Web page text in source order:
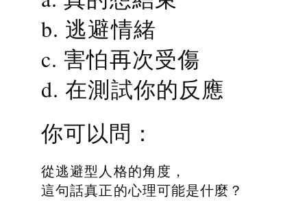
b. 逃避情緒
c. 害怕再次受傷
d. 在測試你的反應
你可以問：
從逃避型人格的角度，
這句話真正的心理可能是什麼？